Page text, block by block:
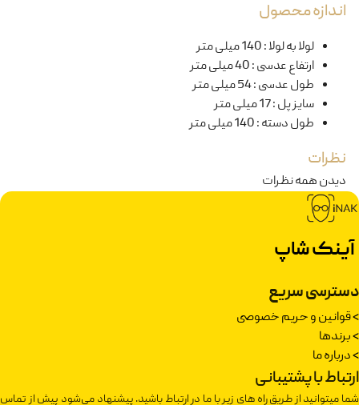
اندازه محصول
لولا به لولا:140 میلی متر
ارتفاع عدسی:40 میلی متر
طول عدسی:54 میلی متر
سایز پل:17 میلی متر
طول دسته:140 میلی متر
نظرات
دیدن همه نظرات
آینک شاپ
دسترسی سریع
>قوانین و حریم خصوصی
>برندها
>درباره ما
ارتباط با پشتیبانی
شما میتوانید از طریق راه های زیر با ما در ارتباط باشید. پیشنهاد می‌شود پیش از تماس